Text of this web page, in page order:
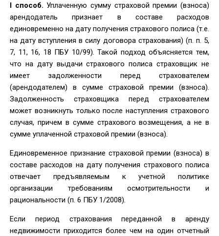
I способ. Уплаченную сумму страховой премии (взноса)
арендодатель признает в составе расходов
единовременно на дату получения страхового полиса (т.е.
на дату вступления в силу договора страхования) (п. п. 5,
7, 11, 16, 18 ПБУ 10/99). Такой подход объясняется тем,
что на дату выдачи страхового полиса страховщик не
имеет задолженности перед страхователем
(арендодателем) в сумме страховой премии (взноса).
Задолженность страховщика перед страхователем
может возникнуть только после наступления страхового
случая, причем в сумме страхового возмещения, а не в
сумме уплаченной страховой премии (взноса).
Единовременное признание страховой премии (взноса) в
составе расходов на дату получения страхового полиса
отвечает предъявляемым к учетной политике
организации требованиям осмотрительности и
рациональности (п. 6 ПБУ 1/2008).
Если период страхования переданной в аренду
недвижимости приходится более чем на один отчетный